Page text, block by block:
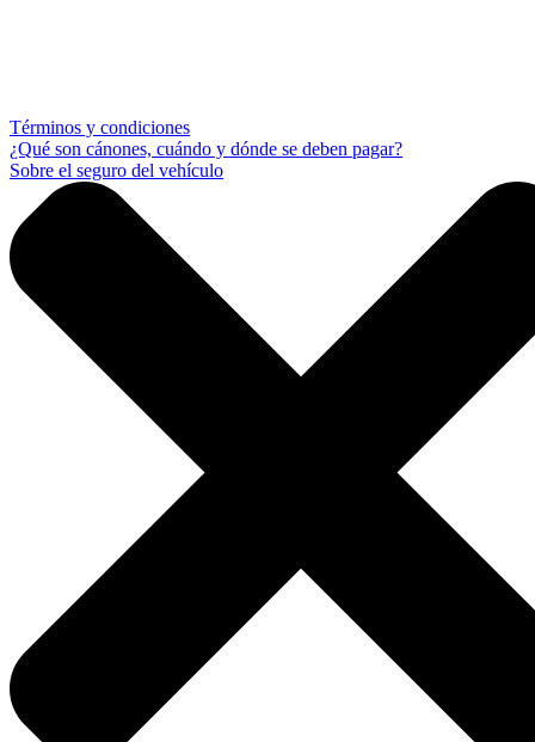
Términos y condiciones
¿Qué son cánones, cuándo y dónde se deben pagar?
Sobre el seguro del vehículo